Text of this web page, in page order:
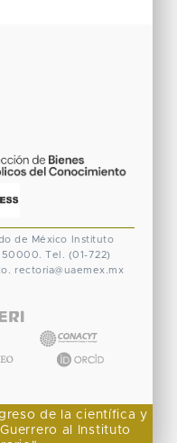
de México
Instituto
50000. Tel. (01-722)
rectoria@uaemex.mx
de la científica y
al Instituto